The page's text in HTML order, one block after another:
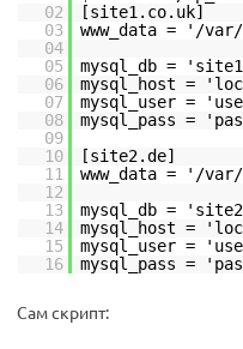
02
[site1.co.uk]
03
www_data = '/
04
05
mysql_db =
06
mysql_host =
07
mysql_user =
08
mysql_pass =
09
10
[site2.de]
11
www_data = '/
12
13
mysql_db =
14
mysql_host =
15
mysql_user =
16
mysql_pass =
Сам скрипт: